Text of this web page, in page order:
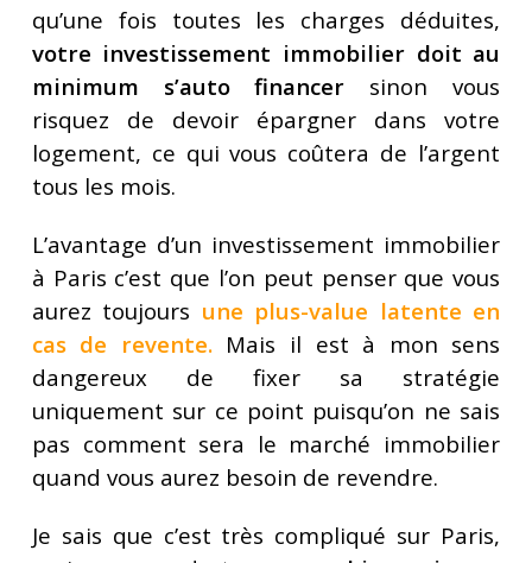
qu’une fois toutes les charges déduites,
votre investissement immobilier doit au
minimum s’auto financer sinon vous
risquez de devoir épargner dans votre
logement, ce qui vous coûtera de l’argent
tous les mois.
L’avantage d’un investissement immobilier
à Paris c’est que l’on peut penser que vous
aurez toujours une plus-value latente en
cas de revente. Mais il est à mon sens
dangereux de fixer sa stratégie
uniquement sur ce point puisqu’on ne sais
pas comment sera le marché immobilier
quand vous aurez besoin de revendre.
Je sais que c’est très compliqué sur Paris,